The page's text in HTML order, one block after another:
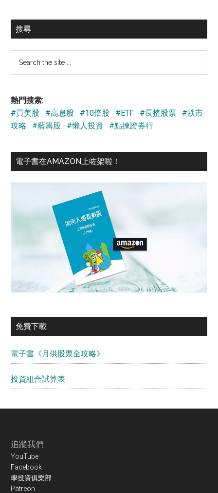
搜尋
...
熱門搜索:
#買美股
#高息股 #10倍股 #ETF #長揸股票
#跌市
攻略
#藍籌股 #懶人投資 #點揀證券行
電子書在AMAZON上咗架啦！
免費下載
電子書《月供股票全攻略》
投資組合試算表
Footer
追蹤我們
YouTube
Facebook
學投資俱樂部
Patreon